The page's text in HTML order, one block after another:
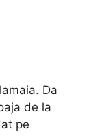
Da
de la
pe